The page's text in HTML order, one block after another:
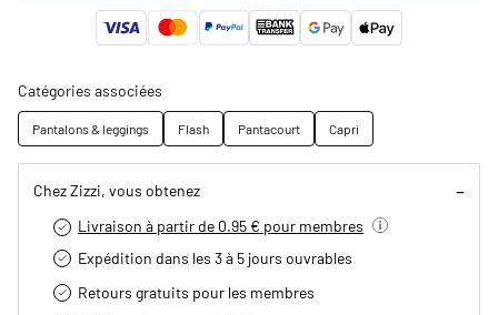
Catégories associées
Pantalons & leggings Flash Pantacourt Capri
Chez Zizzi, vous obtenez
Livraison à partir de 0.95 € pour membres
Expédition dans les 3 à 5 jours ouvrables
Retours gratuits pour les membres